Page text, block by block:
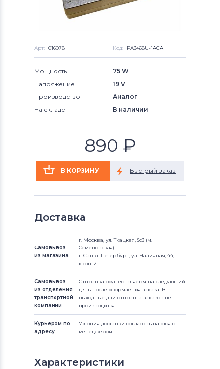
Арт: 016078 Код: PA3468U-1ACA
Мощность
75 W
Напряжение
19 V
Производство
Аналог
На складе
В наличии
890 ₽
Доставка
Самовывоз
из магазина
г. Москва, ул. Ткацкая, 5с3 (м.
Семеновская)
г. Санкт-Петербург, ул. Наличная, 44,
корп. 2
Самовывоз
из отделения
транспортной
компании
Отправка осуществляется на следующий
день после оформления заказа. В
выходные дни отправка заказов не
производится
Курьером по
адресу
Условия доставки согласовываются с
менеджером
Характеристики